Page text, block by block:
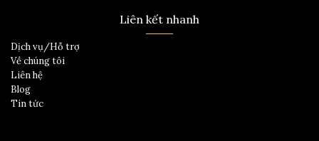
Liên kết nhanh
Dịch vụ/Hỗ trợ
Về chúng tôi
Liên hệ
Blog
Tin tức